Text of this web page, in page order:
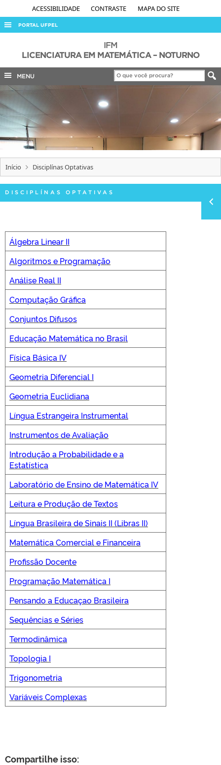
ACESSIBILIDADE CONTRASTE MAPA DO SITE
PORTAL UFPEL
AUDITORIA
COBALTO
CONCURSOS
EDITAIS
INTERNACIONAL
OUVIDORIA
PORTARIAS
TELEFONES
IFM
LICENCIATURA EM MATEMÁTICA – NOTURNO
MENU
CLMN2025
Início Disciplínas Optativas
DISCIPLÍNAS OPTATIVAS
Álgebra Linear II
Algoritmos e Programação
Análise Real II
Computação Gráfica
Conjuntos Difusos
Educação Matemática no Brasil
Física Básica IV
Geometria Diferencial I
Geometria Euclidiana
Língua Estrangeira Instrumental
Instrumentos de Avaliação
Introdução a Probabilidade e a
Estatística
Laboratório de Ensino de Matemática IV
Leitura e Produção de Textos
Língua Brasileira de Sinais II (Libras II)
Matemática Comercial e Financeira
Profissão Docente
Programação Matemática I
Pensando a Educaçao Brasileira
Sequências e Séries
Termodinâmica
Topologia I
Trigonometria
Variáveis Complexas
Compartilhe isso: